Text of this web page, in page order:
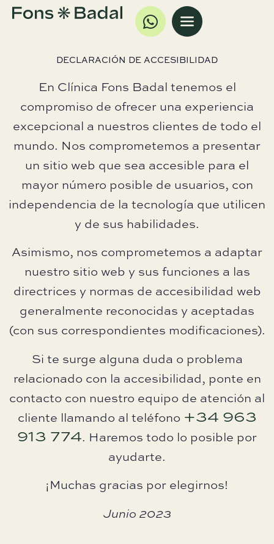
DECLARACIÓN DE ACCESIBILIDAD
En Clínica Fons Badal tenemos el
compromiso de ofrecer una experiencia
excepcional a nuestros clientes de todo el
mundo. Nos comprometemos a presentar
un sitio web que sea accesible para el
mayor número posible de usuarios, con
independencia de la tecnología que utilicen
y de sus habilidades.
Asimismo, nos comprometemos a adaptar
nuestro sitio web y sus funciones a las
directrices y normas de accesibilidad web
generalmente reconocidas y aceptadas
(con sus correspondientes modificaciones).
Si te surge alguna duda o problema
relacionado con la accesibilidad, ponte en
contacto con nuestro equipo de atención al
cliente llamando al teléfono +34 963
913 774. Haremos todo lo posible por
ayudarte.
¡Muchas gracias por elegirnos!
Junio 2023